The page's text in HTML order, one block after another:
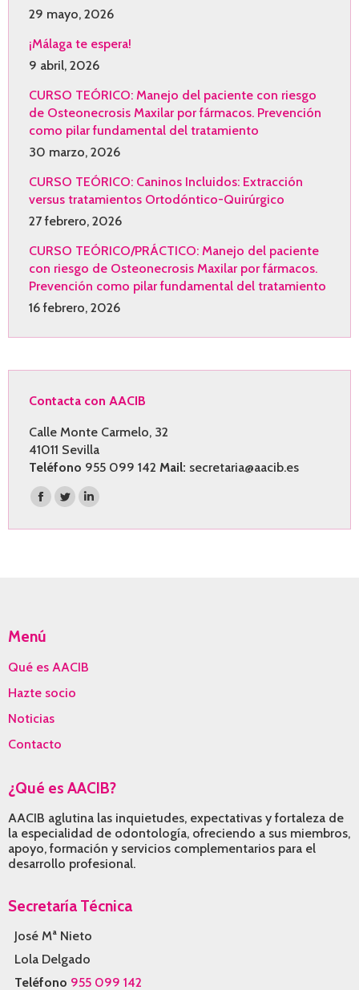
29 mayo, 2026
¡Málaga te espera!
9 abril, 2026
CURSO TEÓRICO: Manejo del paciente con riesgo
de Osteonecrosis Maxilar por fármacos. Prevención
como pilar fundamental del tratamiento
30 marzo, 2026
CURSO TEÓRICO: Caninos Incluidos: Extracción
versus tratamientos Ortodóntico-Quirúrgico
27 febrero, 2026
CURSO TEÓRICO/PRÁCTICO: Manejo del paciente
con riesgo de Osteonecrosis Maxilar por fármacos.
Prevención como pilar fundamental del tratamiento
16 febrero, 2026
Contacta con AACIB
Calle Monte Carmelo, 32
41011 Sevilla
Teléfono 955 099 142 Mail: secretaria@aacib.es
Encuéntranos en:
Facebook
page
Twitter
page
Linkedin
page
Menú
Qué es AACIB
Hazte socio
Noticias
Contacto
¿Qué es AACIB?
AACIB aglutina las inquietudes, expectativas y fortaleza de
la especialidad de odontología, ofreciendo a sus miembros,
apoyo, formación y servicios complementarios para el
desarrollo profesional.
Secretaría Técnica
José Mª Nieto
Lola Delgado
Teléfono 955 099 142